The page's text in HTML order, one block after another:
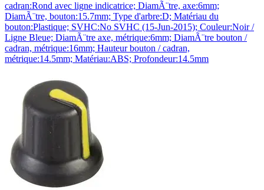
cadran:Rond avec ligne indicatrice; DiamÃ¨tre, axe:6mm;
DiamÃ¨tre, bouton:15.7mm; Type d'arbre:D; Matériau du
bouton:Plastique; SVHC:No SVHC (15-Jun-2015); Couleur:Noir /
Ligne Bleue; DiamÃ¨tre axe, métrique:6mm; DiamÃ¨tre bouton /
cadran, métrique:16mm; Hauteur bouton / cadran,
métrique:14.5mm; Matériau:ABS; Profondeur:14.5mm